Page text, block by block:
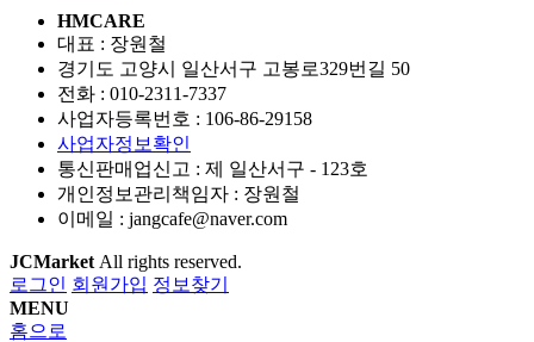
HMCARE
대표 : 장원철
경기도 고양시 일산서구 고봉로329번길 50
전화 : 010-2311-7337
사업자등록번호 : 106-86-29158
사업자정보확인
통신판매업신고 : 제 일산서구 - 123호
개인정보관리책임자 : 장원철
이메일 : jangcafe@naver.com
JCMarket All rights reserved.
로그인 회원가입 정보찾기
MENU
홈으로